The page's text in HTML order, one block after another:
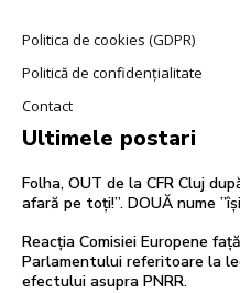
Politica de cookies (GDPR)
Politică de confidențialitate
Contact
Ultimele postari
Folha, OUT de la CFR Cluj
afară pe toți!”. DOUĂ nume
Reacția Comisiei Europene
Parlamentului referitoare la
efectului asupra PNRR.